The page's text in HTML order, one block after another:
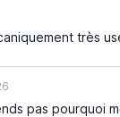
très
pas pourquoi